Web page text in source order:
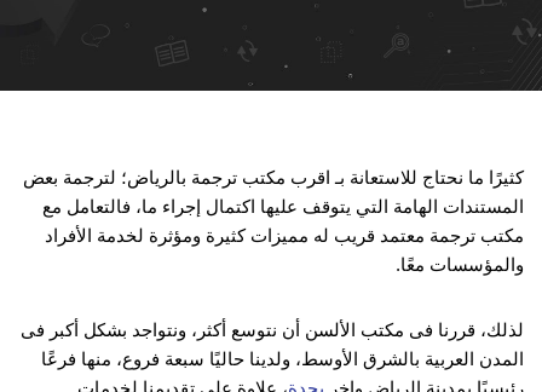
كثيرًا ما نحتاج للاستعانة بـ اقرب مكتب ترجمة بالرياض؛ لترجمة بعض
المستندات الهامة التي يتوقف عليها اكتمال إجراء ما، فالتعامل مع
مكتب ترجمة معتمد قريب له مميزات كثيرة ومؤثرة لخدمة الأفراد
والمؤسسات معًا.
لذلك، قررنا فى مكتب الألسن أن نتوسع أكثر، ونتواجد بشكل أكبر فى
المدن العربية بالشرق الأوسط، ولدينا حاليًا سبعة فروع، منها فرعًا